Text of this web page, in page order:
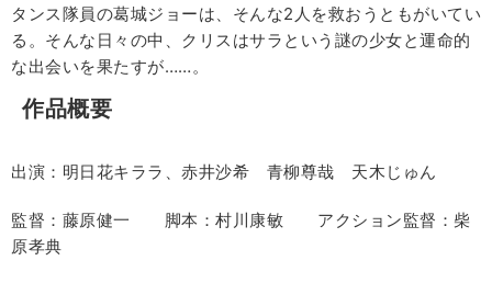
タンス隊員の葛城ジョーは、そんな2人を救おうともがいてい
る。そんな日々の中、クリスはサラという謎の少女と運命的
な出会いを果たすが……。
作品概要
出演：明日花キララ、赤井沙希 青柳尊哉 天木じゅん
監督：藤原健一 脚本：村川康敏 アクション監督：柴
原孝典